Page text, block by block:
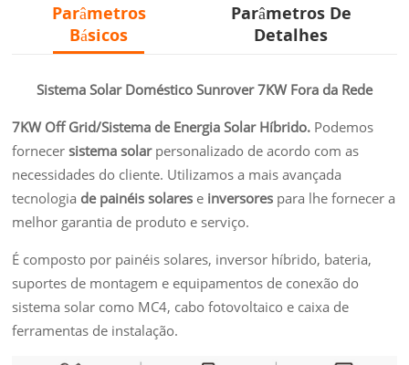
Parâmetros
Básicos
Parâmetros De
Detalhes
Sistema Solar Doméstico Sunrover 7KW Fora da Rede
7KW Off Grid/Sistema de Energia Solar Híbrido. Podemos
fornecersistema solar personalizado de acordo com as
necessidades do cliente. Utilizamos a mais avançada
tecnologia de painéis solares e inversores para lhe fornecer a
melhor garantia de produto e serviço.
É composto por painéis solares, inversor híbrido, bateria,
suportes de montagem e equipamentos de conexão do
sistema solar como MC4, cabo fotovoltaico e caixa de
ferramentas de instalação.